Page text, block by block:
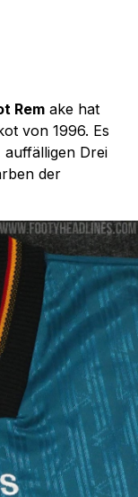
Rem ake hat
von 1996. Es
Drei
der